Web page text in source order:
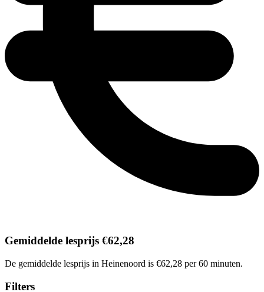
Gemiddelde lesprijs €62,28
De gemiddelde lesprijs in Heinenoord is €62,28 per 60 minuten.
Filters